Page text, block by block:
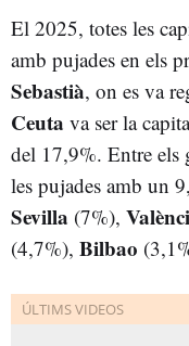
El 2025, totes les
amb pujades en els
Sebastià, on es va
Ceuta va ser la
del 17,9%. Entre els
les pujades amb un
Sevilla (7%),
(4,7%), Bilbao